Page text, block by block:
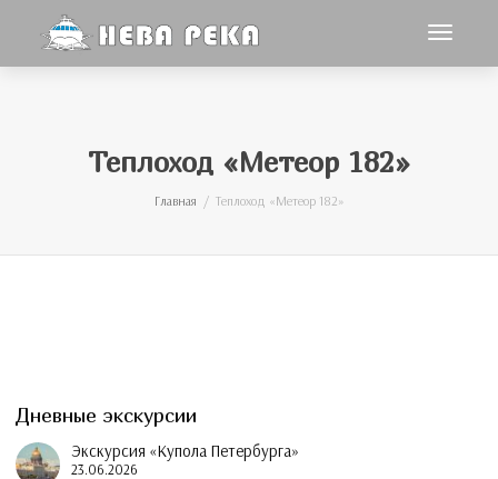
Теплоход «Метеор 182»
Главная Теплоход «Метеор 182»
Дневные экскурсии
Экскурсия «Купола Петербурга»
23.06.2026